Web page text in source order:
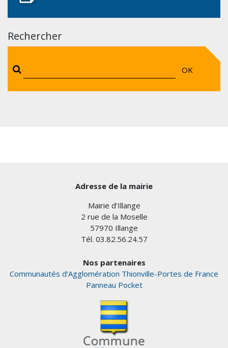
Rechercher
OK
Adresse de la mairie
Mairie d’Illange
2 rue de la Moselle
57970 Illange
Tél. 03.82.56.24.57
Nos partenaires
Communautés d’Agglomération Thionville-Portes de France
Panneau Pocket